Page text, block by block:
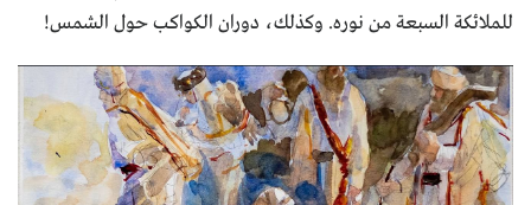
للملائكة السبعة من نوره. وكذلك، دوران الكواكب حول الشمس!